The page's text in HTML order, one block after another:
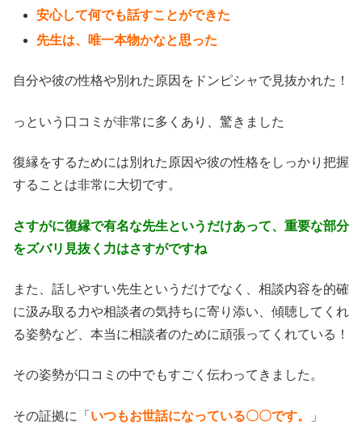
安心して何でも話すことができた
先生は、唯一本物かなと思った
自分や彼の性格や別れた原因をドンピシャで見抜かれた！
っという口コミが非常に多くあり、驚きました
復縁をするためには別れた原因や彼の性格をしっかり把握
することは非常に大切です。
さすがに復縁で有名な先生というだけあって、重要な部分
をズバリ見抜く力はさすがですね
また、話しやすい先生というだけでなく、相談内容を的確
に汲み取る力や相談者の気持ちに寄り添い、傾聴してくれ
る姿勢など、本当に相談者のために頑張ってくれている！
その姿勢が口コミの中でもすごく伝わってきました。
その証拠に「 いつもお世話になっている〇〇です。 」